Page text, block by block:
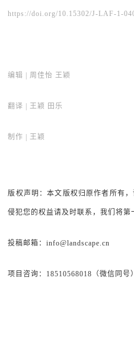
https://doi.org/10.15302/J-LAF-1-
编辑 | 周佳怡 王颖
翻译 | 王颖 田乐
制作 | 王颖
版权声明：本文版权归原作者所有
侵犯您的权益请及时联系，我们将第
投稿邮箱：info@landscape.cn
项目咨询：18510568018（微信同号）